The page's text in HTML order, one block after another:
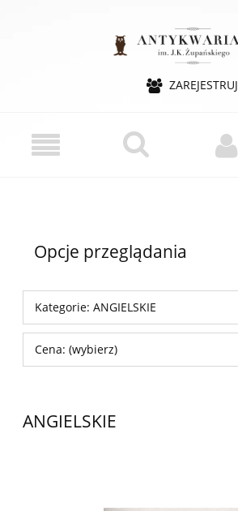
ZAREJESTRUJ
Opcje przeglądania
Kategorie: ANGIELSKIE
Cena: (wybierz)
ANGIELSKIE